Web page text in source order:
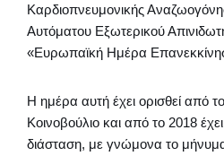
Καρδιοπνευμονικής
Αυτόματου Εξωτερικού
«Ευρωπαϊκή Ημέρα
Η ημέρα αυτή έχει ορισθεί από
Κοινοβούλιο και από το 2018
διάσταση, με γνώμονα το